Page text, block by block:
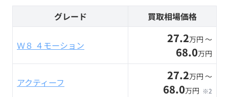
グレード 買取相場価格
Ｗ８ ４モーション 27.2万円 〜
68.0万円
アクティーフ 27.2万円 〜
68.0万円 ※2